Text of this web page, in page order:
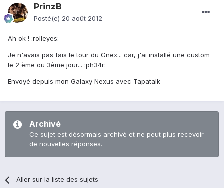
PrinzB
Posté(e) 20 août 2012
Ah ok ! :rolleyes:
Je n'avais pas fais le tour du Gnex... car, j'ai installé une custom
le 2 ème ou 3ème jour... :ph34r:
Envoyé depuis mon Galaxy Nexus avec Tapatalk
Archivé
Ce sujet est désormais archivé et ne peut plus recevoir
de nouvelles réponses.
Aller sur la liste des sujets